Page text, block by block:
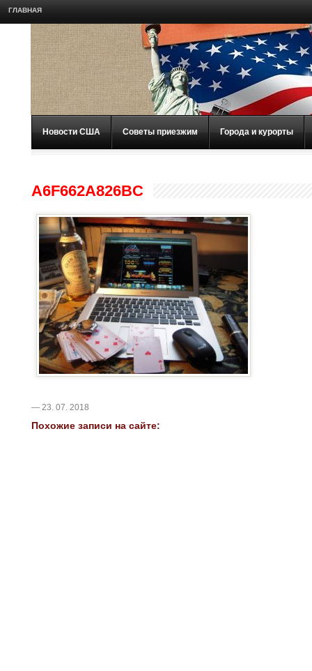
ГЛАВНАЯ
Новости США Советы приезжим Города и курорты
A6F662A826BC
— 23. 07. 2018
Похожие записи на сайте: